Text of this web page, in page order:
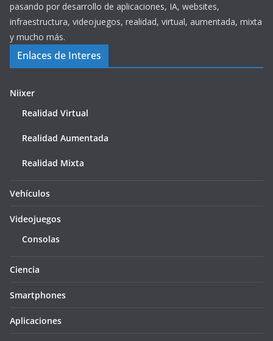
pasando por desarrollo de aplicaciones, IA, websites,
infraestructura, videojuegos, realidad, virtual, aumentada, mixta
y mucho más.
Enlaces de Interes
Niixer
Realidad Virtual
Realidad Aumentada
Realidad Mixta
Vehículos
Videojuegos
Consolas
Ciencia
Smartphones
Aplicaciones